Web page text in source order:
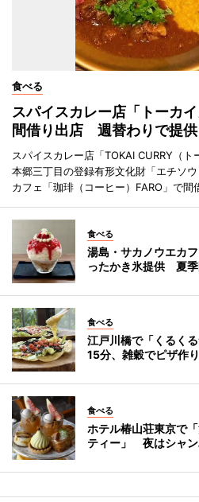
食べる
スパイスカレー店「トーカ
間借り出店 週替わりで提供
スパイスカレー店「TOKAI CURRY（ト
本郷三丁目の登録有形文化財「エチソ
カフェ「珈琲（コーヒー）FARO」で間
食べる
湯島・サカノウエカ
ったかき氷提供 夏季
食べる
江戸川橋で「くるく
15分、雑穀でピザ作り
食べる
ホテル椿山荘東京で
ティー」 夜はシャン